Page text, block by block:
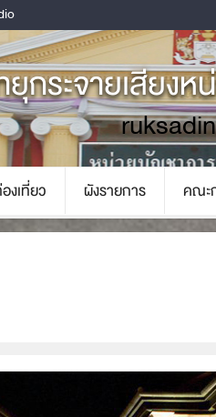
กระจายเสียง
งเที่ยว ผังรายการ คณะ